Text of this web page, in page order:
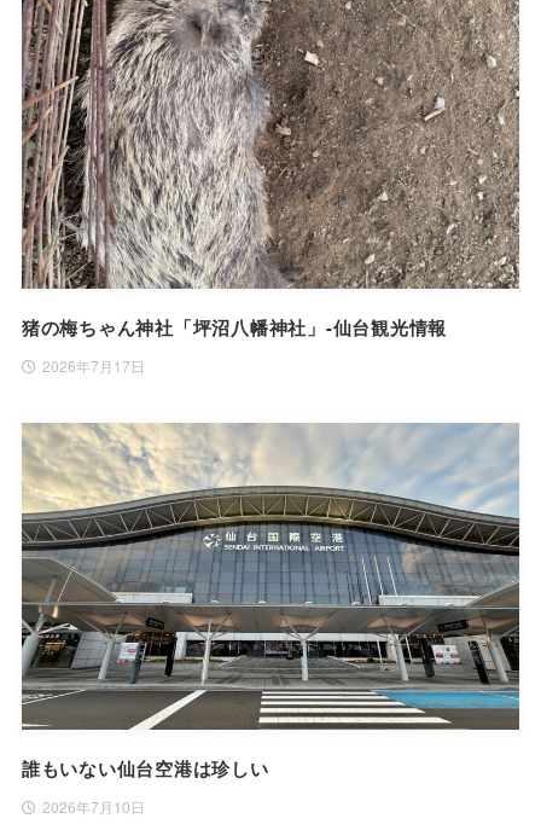
猪の梅ちゃん神社「坪沼八幡神社」-仙台観光情報
2026年7月17日
誰もいない仙台空港は珍しい
2026年7月10日